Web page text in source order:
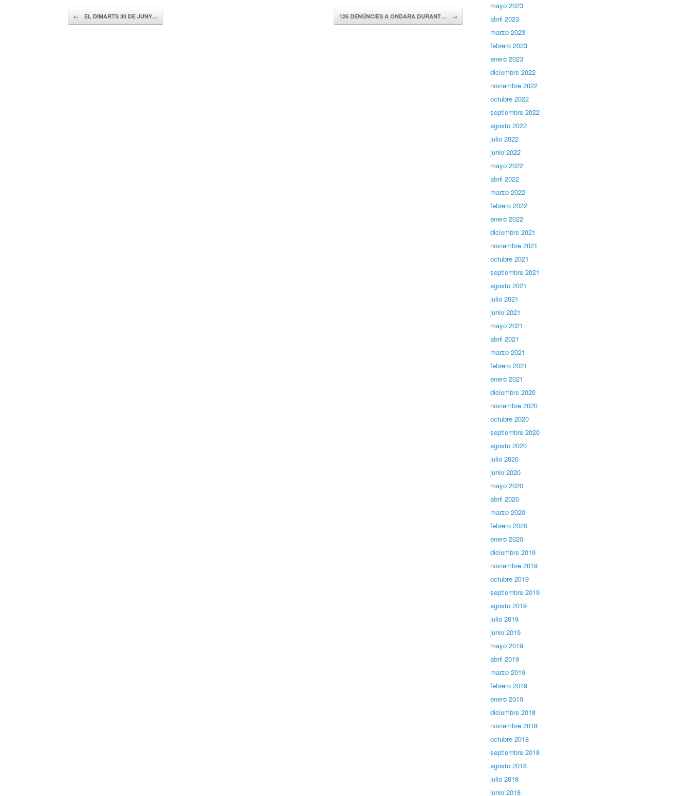
Navegador de artículos
← EL DIMARTS 30 DE JUNY… 126 DENÚNCIES A ONDARA DURANT… →
mayo 2023
abril 2023
marzo 2023
febrero 2023
enero 2023
diciembre 2022
noviembre 2022
octubre 2022
septiembre 2022
agosto 2022
julio 2022
junio 2022
mayo 2022
abril 2022
marzo 2022
febrero 2022
enero 2022
diciembre 2021
noviembre 2021
octubre 2021
septiembre 2021
agosto 2021
julio 2021
junio 2021
mayo 2021
abril 2021
marzo 2021
febrero 2021
enero 2021
diciembre 2020
noviembre 2020
octubre 2020
septiembre 2020
agosto 2020
julio 2020
junio 2020
mayo 2020
abril 2020
marzo 2020
febrero 2020
enero 2020
diciembre 2019
noviembre 2019
octubre 2019
septiembre 2019
agosto 2019
julio 2019
junio 2019
mayo 2019
abril 2019
marzo 2019
febrero 2019
enero 2019
diciembre 2018
noviembre 2018
octubre 2018
septiembre 2018
agosto 2018
julio 2018
junio 2018